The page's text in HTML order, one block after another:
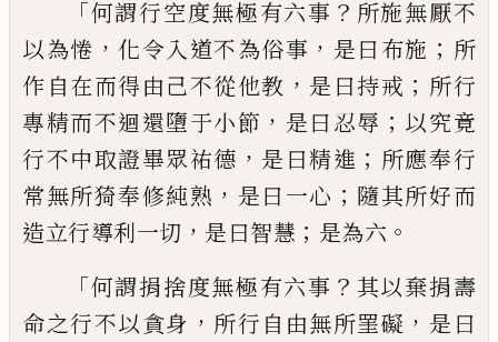
「何謂行空度無極有六事 ？ 所施無厭不
以為惓 ，化令入道不為俗事 ， 是曰布施 ； 所
作自在而得由己不從他教 ， 是曰持戒 ； 所行
專精而不迴還墮于小節 ， 是曰忍辱 ； 以究竟
行不中取證畢眾祐德 ， 是曰精進 ； 所應奉行
常無所猗奉修純熟 ， 是曰一心 ； 隨其所好而
造立行導利一切 ， 是曰智慧 ； 是為六 。
「何謂捐捨度無極有六事 ？ 其以棄捐壽
命之行不以貪身 ， 所行自由無所罣礙 ， 是曰